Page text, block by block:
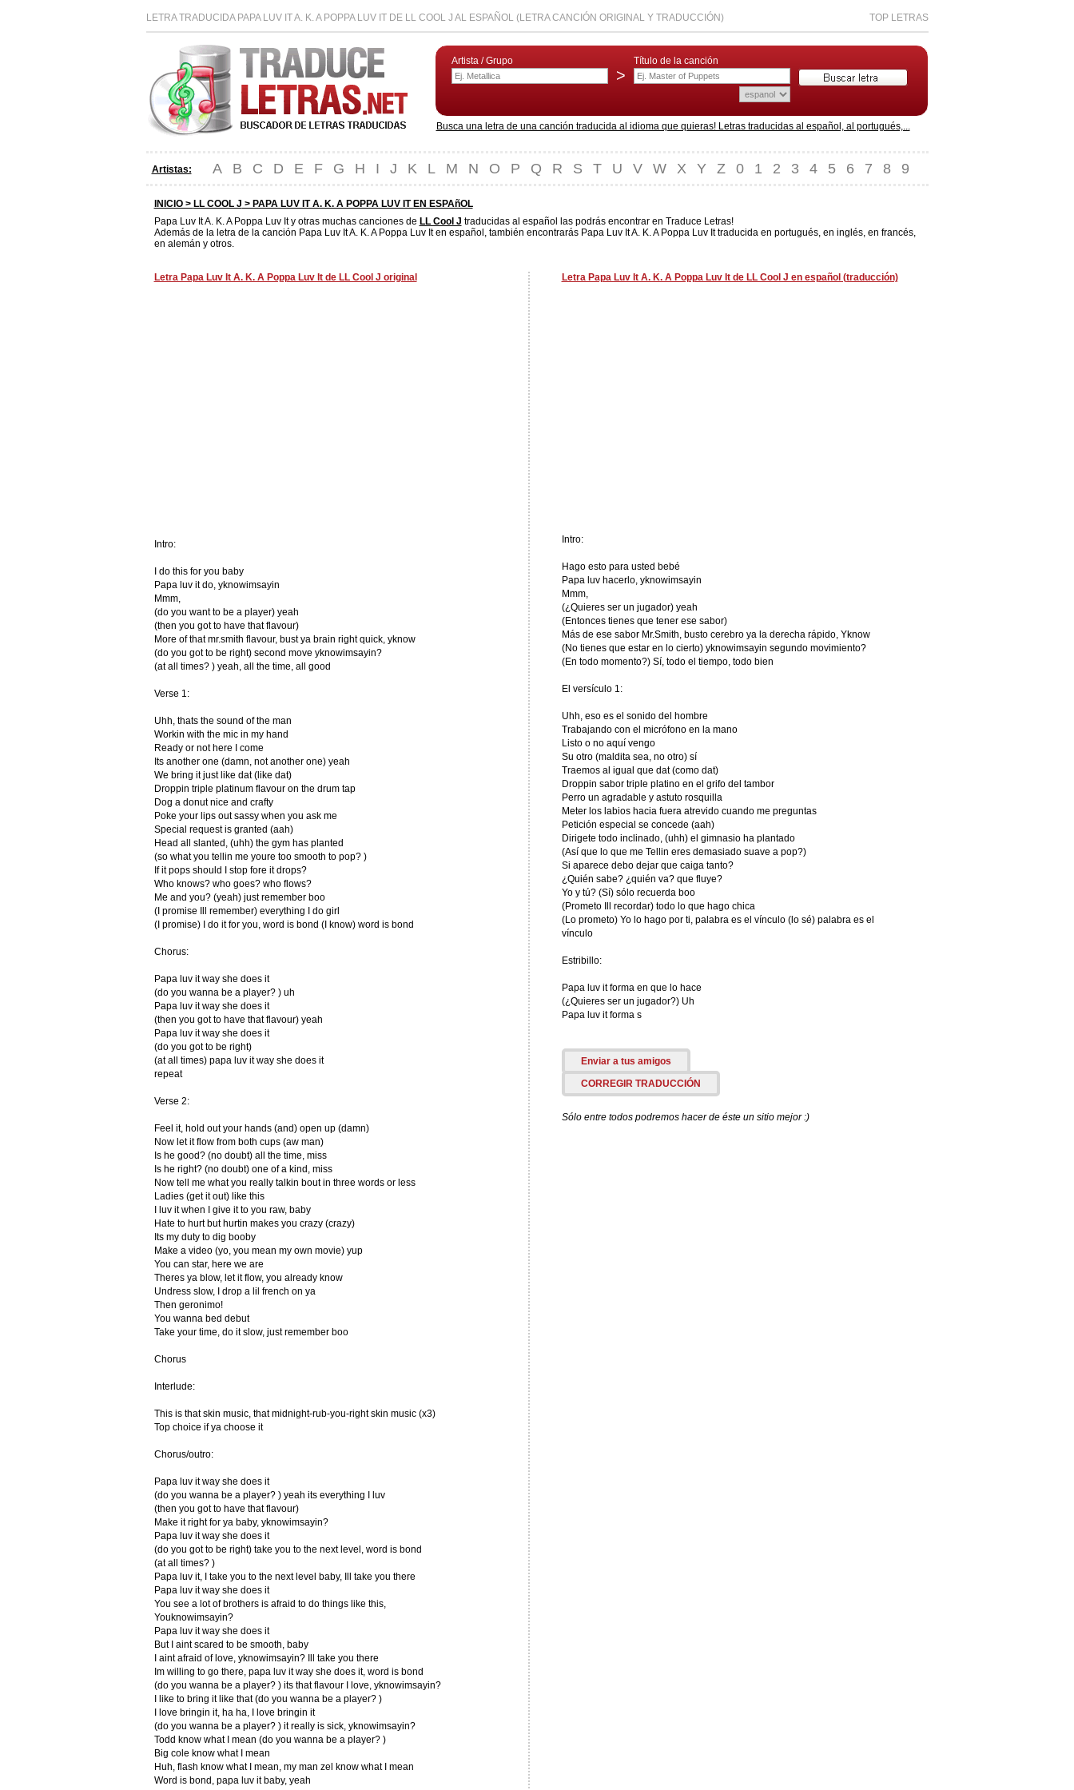
LETRA TRADUCIDA PAPA LUV IT A. K. A POPPA LUV IT DE LL COOL J AL ESPAÑOL (LETRA CANCIÓN ORIGINAL Y TRADUCCIÓN) TOP LETRAS
Artista / Grupo
>
Título de la canción
Busca una letra de una canción traducida al idioma que quieras! Letras traducidas al español, al portugués,...
Artistas: A B C D E F G H I J K L M N O P Q R S T U V W X Y Z 0 1 2 3 4 5 6 7 8 9
INICIO > LL COOL J > PAPA LUV IT A. K. A POPPA LUV IT EN ESPAñOL
Papa Luv It A. K. A Poppa Luv It y otras muchas canciones de LL Cool J traducidas al español las podrás encontrar en Traduce Letras!
Además de la letra de la canción Papa Luv It A. K. A Poppa Luv It en español, también encontrarás Papa Luv It A. K. A Poppa Luv It traducida en portugués, en inglés, en francés,
en alemán y otros.
Letra Papa Luv It A. K. A Poppa Luv It de LL Cool J original
Intro:
I do this for you baby
Papa luv it do, yknowimsayin
Mmm,
(do you want to be a player) yeah
(then you got to have that flavour)
More of that mr.smith flavour, bust ya brain right quick, yknow
(do you got to be right) second move yknowimsayin?
(at all times? ) yeah, all the time, all good
Verse 1:
Uhh, thats the sound of the man
Workin with the mic in my hand
Ready or not here I come
Its another one (damn, not another one) yeah
We bring it just like dat (like dat)
Droppin triple platinum flavour on the drum tap
Dog a donut nice and crafty
Poke your lips out sassy when you ask me
Special request is granted (aah)
Head all slanted, (uhh) the gym has planted
(so what you tellin me youre too smooth to pop? )
If it pops should I stop fore it drops?
Who knows? who goes? who flows?
Me and you? (yeah) just remember boo
(I promise Ill remember) everything I do girl
(I promise) I do it for you, word is bond (I know) word is bond
Chorus:
Papa luv it way she does it
(do you wanna be a player? ) uh
Papa luv it way she does it
(then you got to have that flavour) yeah
Papa luv it way she does it
(do you got to be right)
(at all times) papa luv it way she does it
repeat
Verse 2:
Feel it, hold out your hands (and) open up (damn)
Now let it flow from both cups (aw man)
Is he good? (no doubt) all the time, miss
Is he right? (no doubt) one of a kind, miss
Now tell me what you really talkin bout in three words or less
Ladies (get it out) like this
I luv it when I give it to you raw, baby
Hate to hurt but hurtin makes you crazy (crazy)
Its my duty to dig booby
Make a video (yo, you mean my own movie) yup
You can star, here we are
Theres ya blow, let it flow, you already know
Undress slow, I drop a lil french on ya
Then geronimo!
You wanna bed debut
Take your time, do it slow, just remember boo
Chorus
Interlude:
This is that skin music, that midnight-rub-you-right skin music (x3)
Top choice if ya choose it
Chorus/outro:
Papa luv it way she does it
(do you wanna be a player? ) yeah its everything I luv
(then you got to have that flavour)
Make it right for ya baby, yknowimsayin?
Papa luv it way she does it
(do you got to be right) take you to the next level, word is bond
(at all times? )
Papa luv it, I take you to the next level baby, Ill take you there
Papa luv it way she does it
You see a lot of brothers is afraid to do things like this,
Youknowimsayin?
Papa luv it way she does it
But I aint scared to be smooth, baby
I aint afraid of love, yknowimsayin? Ill take you there
Im willing to go there, papa luv it way she does it, word is bond
(do you wanna be a player? ) its that flavour I love, yknowimsayin?
I like to bring it like that (do you wanna be a player? )
I love bringin it, ha ha, I love bringin it
(do you wanna be a player? ) it really is sick, yknowimsayin?
Todd know what I mean (do you wanna be a player? )
Big cole know what I mean
Huh, flash know what I mean, my man zel know what I mean
Word is bond, papa luv it baby, yeah
Letra Papa Luv It A. K. A Poppa Luv It de LL Cool J en español (traducción)
Intro:
Hago esto para usted bebé
Papa luv hacerlo, yknowimsayin
Mmm,
(¿Quieres ser un jugador) yeah
(Entonces tienes que tener ese sabor)
Más de ese sabor Mr.Smith, busto cerebro ya la derecha rápido, Yknow
(No tienes que estar en lo cierto) yknowimsayin segundo movimiento?
(En todo momento?) Sí, todo el tiempo, todo bien
El versículo 1:
Uhh, eso es el sonido del hombre
Trabajando con el micrófono en la mano
Listo o no aquí vengo
Su otro (maldita sea, no otro) sí
Traemos al igual que dat (como dat)
Droppin sabor triple platino en el grifo del tambor
Perro un agradable y astuto rosquilla
Meter los labios hacia fuera atrevido cuando me preguntas
Petición especial se concede (aah)
Dirigete todo inclinado, (uhh) el gimnasio ha plantado
(Así que lo que me Tellin eres demasiado suave a pop?)
Si aparece debo dejar que caiga tanto?
¿Quién sabe? ¿quién va? que fluye?
Yo y tú? (Sí) sólo recuerda boo
(Prometo Ill recordar) todo lo que hago chica
(Lo prometo) Yo lo hago por ti, palabra es el vínculo (lo sé) palabra es el
vínculo
Estribillo:
Papa luv it forma en que lo hace
(¿Quieres ser un jugador?) Uh
Papa luv it forma s
Enviar a tus amigos
CORREGIR TRADUCCIÓN
Sólo entre todos podremos hacer de éste un sitio mejor :)